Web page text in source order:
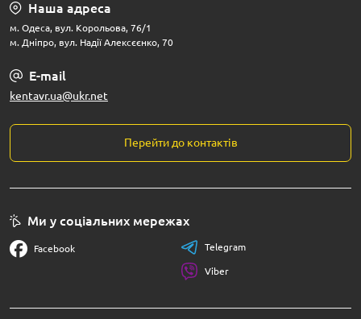
Наша адреса
м. Одеса, вул. Корольова, 76/1
м. Дніпро, вул. Надії Алексєєнко, 70
E-mail
kentavr.ua@ukr.net
Перейти до контактів
Ми у соціальних мережах
Facebook Telegram
Viber